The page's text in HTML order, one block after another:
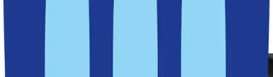
Nu kan Nacka bli superkommun igen